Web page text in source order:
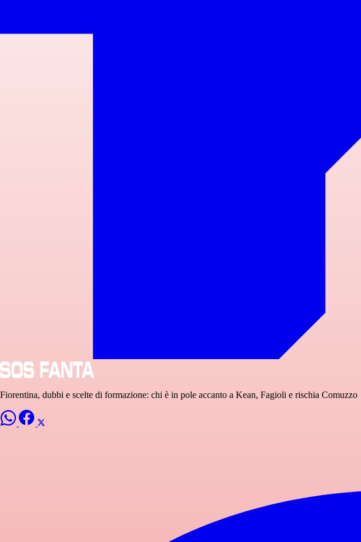
Fiorentina, dubbi e scelte di formazione: chi è in pole accanto a Kean, Fagioli e rischia Comuzzo